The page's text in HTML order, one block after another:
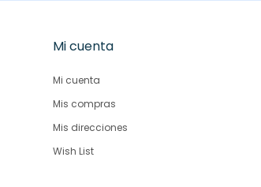
Mi cuenta
Mi cuenta
Mis compras
Mis direcciones
Wish List